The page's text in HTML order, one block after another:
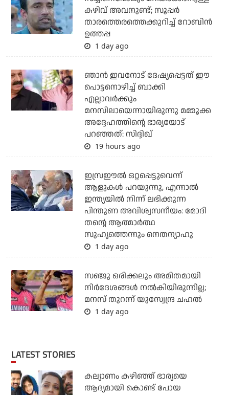
കഴിവ് അവനുണ്ട്; സൂപ്പര്‍
താരത്തെരത്തെക്കുറിച്ച് റോബിന്‍
ഉത്തപ്പ
1 day ago
ഞാന്‍ ഇവനോട് ദേഷ്യപ്പെട്ടത് ഈ
പൊട്ടനൊഴിച്ച് ബാക്കി
എല്ലാവര്‍ക്കും
മനസിലായെന്നായിരുന്നു മമ്മൂക്ക
അദ്ദേഹത്തിന്റെ ഭാര്യയോട്
പറഞ്ഞത്: സിദ്ദിഖ്
19 hours ago
ഇസ്രഈല്‍ ഒറ്റപ്പെട്ടുവെന്ന്
ആളുകള്‍ പറയുന്നു, എന്നാല്‍
ഇന്ത്യയില്‍ നിന്ന് ലഭിക്കുന്ന
പിന്തുണ അവിശ്വസനീയം: മോദി
തന്റെ ആത്മാര്‍ത്ഥ
സുഹൃത്തെന്നും നെതന്യാഹു
1 day ago
സഞ്ജു ഒരിക്കലും അമിതമായി
നിര്‍ദേശങ്ങള്‍ നല്‍കിയിരുന്നില്ല;
മനസ് തുറന്ന് യുസ്വേന്ദ്ര ചഹല്‍
1 day ago
LATEST STORIES
കല്യാണം കഴിഞ്ഞ് ഭാര്യയെ
ആദ്യമായി കൊണ്ട് പോയ